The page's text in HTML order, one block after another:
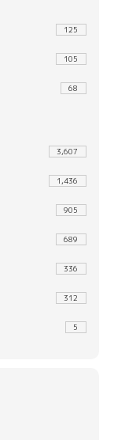
125
105
68
3,607
1,436
905
689
336
312
5